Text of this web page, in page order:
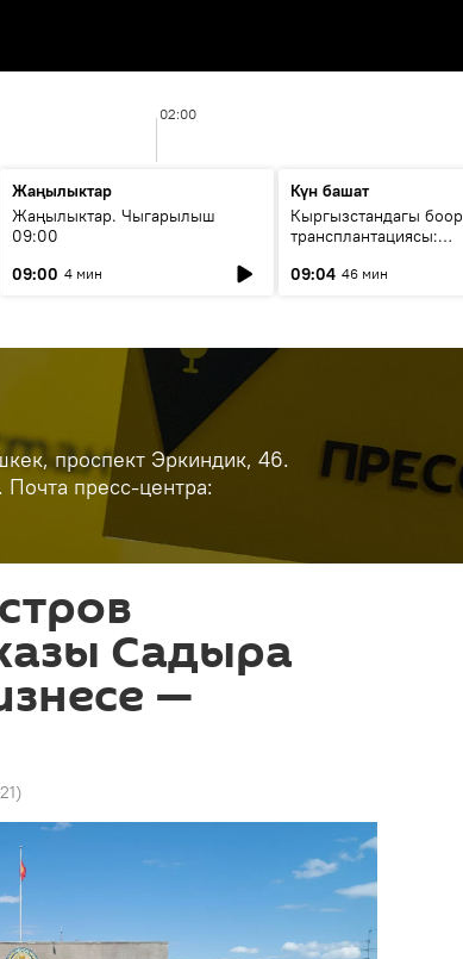
02:00
Жаңылыктар
Жаңылыктар. Чыгарылыш
09:00
09:00 4 мин
Күн башат
Кыргызстандагы боор
трансплантациясы:
келечеги
09:04 46 мин
проспект Эркиндик, 46.
пресс-центра:
Садыра
—
)